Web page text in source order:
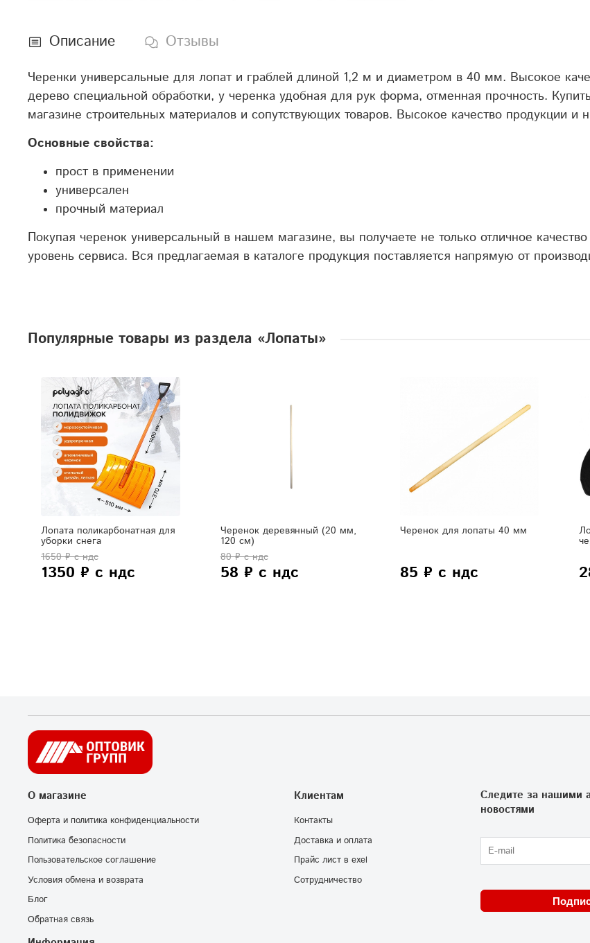
Описание Отзывы
Черенки универсальные для лопат и граблей длиной 1,2 м и диаметром в 40 мм. Высокое
дерево специальной обработки, у черенка удобная для рук форма, отменная прочность.
магазине строительных материалов и сопутствующих товаров. Высокое качество продукции и
Основные свойства:
прост в применении
универсален
прочный материал
Покупая черенок универсальный в нашем магазине, вы получаете не только отличное
уровень сервиса. Вся предлагаемая в каталоге продукция поставляется напрямую от
Популярные товары из раздела «Лопаты»
Лопата поликарбонатная для
уборки снега
1650 ₽ с ндс
1350 ₽ с ндс
Черенок деревянный (20 мм,
120 см)
80 ₽ с ндс
58 ₽ с ндс
Черенок для лопаты 40 мм
85 ₽ с ндс
О магазине
Оферта и политика конфиденциальности
Политика безопасности
Пользовательское соглашение
Условия обмена и возврата
Блог
Обратная связь
Клиентам
Контакты
Доставка и оплата
Прайс лист в exel
Сотрудничество
Следите за нашими
новостями